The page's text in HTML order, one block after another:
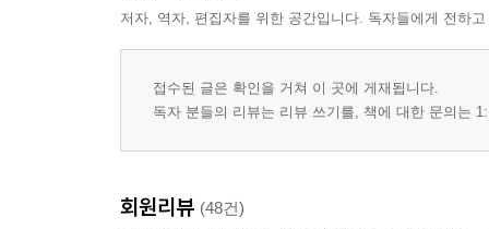
저자, 역자, 편집자를 위한 공간입니다. 독자들에게 전하
접수된 글은 확인을 거쳐 이 곳에 게재됩니다.
독자 분들의 리뷰는 리뷰 쓰기를, 책에 대한 문의는
회원리뷰 (48건)